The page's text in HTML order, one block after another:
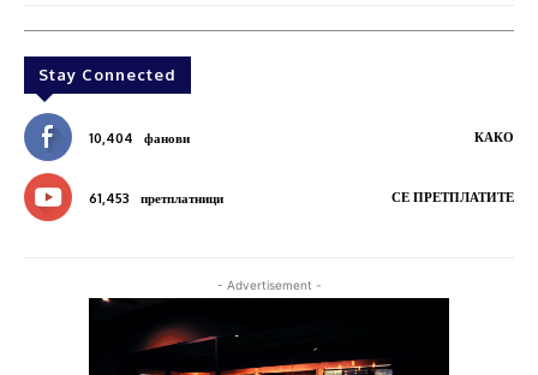
Stay Connected
10,404 фанови КАКО
61,453 претплатници СЕ ПРЕТПЛАТИТЕ
- Advertisement -